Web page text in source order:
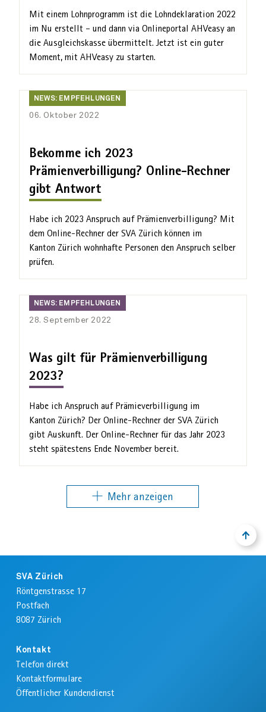
Mit einem Lohnprogramm ist die Lohn­deklaration 2022
im Nu erstellt – und dann via Onlineportal AHVeasy an
die Ausgleichs­kasse übermittelt. Jetzt ist ein guter
Moment, mit AHVeasy zu starten.
NEWS: EMPFEHLUNGEN
Bekomme ich 2023
Prämienverbilligung? Online-Rechner
gibt Antwort
News:
Empfehlungen
06. Oktober 2022
Habe ich 2023 An­spruch auf Prämien­verbilligung? Mit
dem Online-Rechner der SVA Zürich können im
Kanton Zürich wohn­hafte Personen den An­spruch selber
prüfen.
NEWS: EMPFEHLUNGEN
Was gilt für Prämienverbilligung
2023?
News:
Empfehlungen
28. September 2022
Habe ich Anspruch auf Prämie­verbilligung im
Kanton Zürich? Der Online-Rechner der SVA Zürich
gibt Auskunft. Der Online-Rechner für das Jahr 2023
steht spätestens Ende November bereit.
Mehr anzeigen
NACH
OBEN
ZUM
SVA Zürich
Röntgenstrasse 17
Postfach
8087 Zürich
Kontakt
Telefon direkt
Kontaktformulare
Öffentlicher Kundendienst